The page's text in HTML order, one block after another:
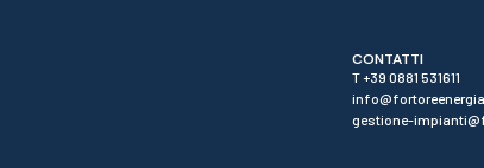
CONTATTI
T +39 0881 531611
gestione-